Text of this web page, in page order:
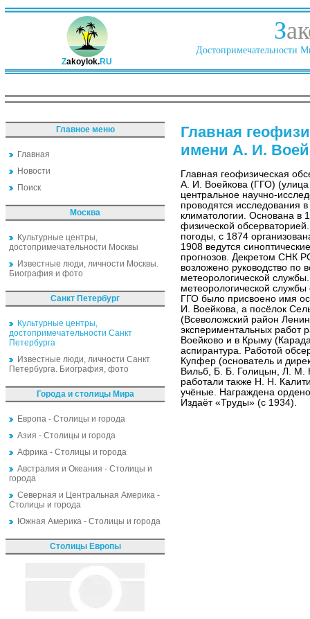
Zakoylok.RU
З
Достопримечательности
Главное меню
Главная
Новости
Поиск
Москва
Культурные центры,
достопримечательности Москвы
Известные люди, личности Москвы.
Биография и фото
Санкт Петербург
Культурные центры,
достопримечательности Санкт
Петербурга
Известные люди, личности Санкт
Петербурга. Биография, фото
Города и столицы Мира
Европа - Столицы и города
Азия - Столицы и города
Африка - Столицы и города
Австралия и Океания - Столицы и
города
Северная и Центральная Америка -
Столицы и города
Южная Америка - Столицы и города
Столицы Европы
Главная
имени А. И.
Главная геофизическая
А. И. Воейкова (ГГО)
центральное научно-
проводятся исследования
климатологии. Основана в
физической
погоды, с 1874
1908 ведутся
прогнозов. Декретом СНК
возложено руководство по
метеорологической
метеорологической
ГГО было присвоено имя
И. Воейкова, а посёлок
(Всеволожский район
экспериментальных работ
Воейково и в Крыму
аспирантура. Работой
Купфер (основатель и
Вильб, Б. Б. Голицын, Л. М.
работали также Н. Н.
учёные. Награждена
Издаёт «Труды» (с 1934).